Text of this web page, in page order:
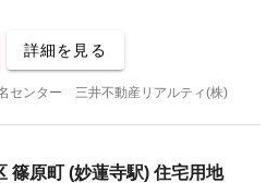
詳細を見る
センター 三井不動産リアルティ(株)
篠原町 (妙蓮寺駅) 住宅用地